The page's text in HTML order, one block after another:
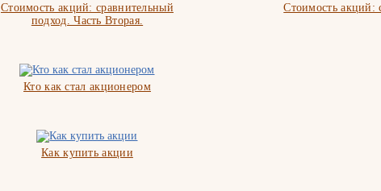
Стоимость акций: сравнительный
подход. Часть Вторая.
Стоимость акций:
Кто как стал акционером
Как купить акции